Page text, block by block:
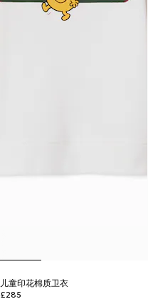
儿童印花棉质卫衣
£285